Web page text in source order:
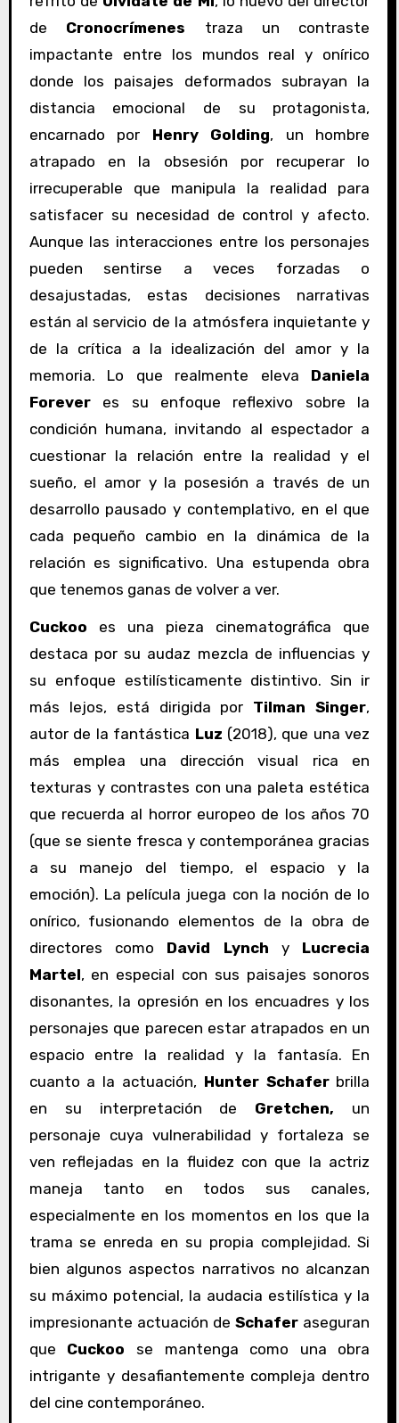
de Cronocrímenes traza un contraste
impactante entre los mundos real y onírico
donde los paisajes deformados subrayan la
distancia emocional de su protagonista,
encarnado por Henry Golding, un hombre
atrapado en la obsesión por recuperar lo
irrecuperable que manipula la realidad para
satisfacer su necesidad de control y afecto.
Aunque las interacciones entre los personajes
pueden sentirse a veces forzadas o
desajustadas, estas decisiones narrativas
están al servicio de la atmósfera inquietante y
de la crítica a la idealización del amor y la
memoria. Lo que realmente eleva Daniela
Foreveres su enfoque reflexivo sobre la
condición humana, invitando al espectador a
cuestionar la relación entre la realidad y el
sueño, el amor y la posesión a través de un
desarrollo pausado y contemplativo, en el que
cada pequeño cambio en la dinámica de la
relación es significativo. Una estupenda obra
que tenemos ganas de volver a ver.
Cuckoo es una pieza cinematográfica que
destaca por su audaz mezcla de influencias y
su enfoque estilísticamente distintivo. Sin ir
más lejos, está dirigida por Tilman Singer,
autor de la fantástica Luz (2018), que una vez
más emplea una dirección visual rica en
texturas y contrastes con una paleta estética
que recuerda al horror europeo de los años 70
(que se siente fresca y contemporánea gracias
a su manejo del tiempo, el espacio y la
emoción). La película juega con la noción de lo
onírico, fusionando elementos de la obra de
directores como David Lynch y Lucrecia
Martel, en especial con sus paisajes sonoros
disonantes, la opresión en los encuadres y los
personajes que parecen estar atrapados en un
espacio entre la realidad y la fantasía. En
cuanto a la actuación, Hunter Schaferbrilla
en su interpretación de Gretchen, un
personaje cuya vulnerabilidad y fortaleza se
ven reflejadas en la fluidez con que la actriz
maneja tanto en todos sus canales,
especialmente en los momentos en los que la
trama se enreda en su propia complejidad. Si
bien algunos aspectos narrativos no alcanzan
su máximo potencial, la audacia estilística y la
impresionante actuación deSchafer aseguran
que Cuckoo se mantenga como una obra
intrigante y desafiantemente compleja dentro
del cine contemporáneo.